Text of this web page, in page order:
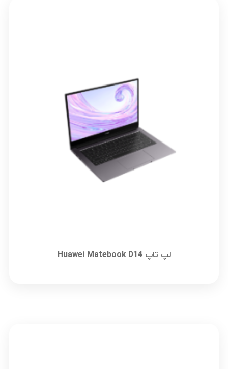
لپ تاپ Huawei Matebook D14